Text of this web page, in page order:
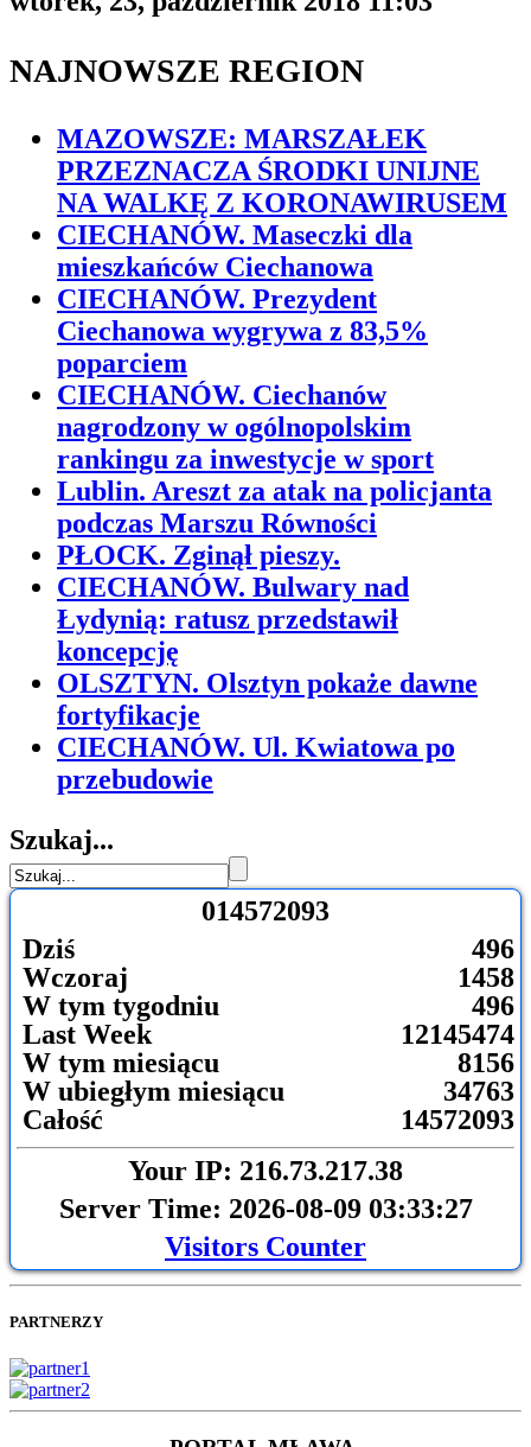
NAJNOWSZE REGION
MAZOWSZE: MARSZAŁEK
PRZEZNACZA ŚRODKI UNIJNE
NA WALKĘ Z KORONAWIRUSEM
CIECHANÓW. Maseczki dla
mieszkańców Ciechanowa
CIECHANÓW. Prezydent
Ciechanowa wygrywa z 83,5%
poparciem
CIECHANÓW. Ciechanów
nagrodzony w ogólnopolskim
rankingu za inwestycje w sport
Lublin. Areszt za atak na policjanta
podczas Marszu Równości
PŁOCK. Zginął pieszy.
CIECHANÓW. Bulwary nad
Łydynią: ratusz przedstawił
koncepcję
OLSZTYN. Olsztyn pokaże dawne
fortyfikacje
CIECHANÓW. Ul. Kwiatowa po
przebudowie
Szukaj...
014572093
Dziś
Wczoraj
W tym tygodniu
Last Week
W tym miesiącu
W ubiegłym miesiącu
Całość
496
1458
496
12145474
8156
34763
14572093
Your IP: 216.73.217.38
Server Time: 2026-08-09 03:33:27
Visitors Counter
PARTNERZY